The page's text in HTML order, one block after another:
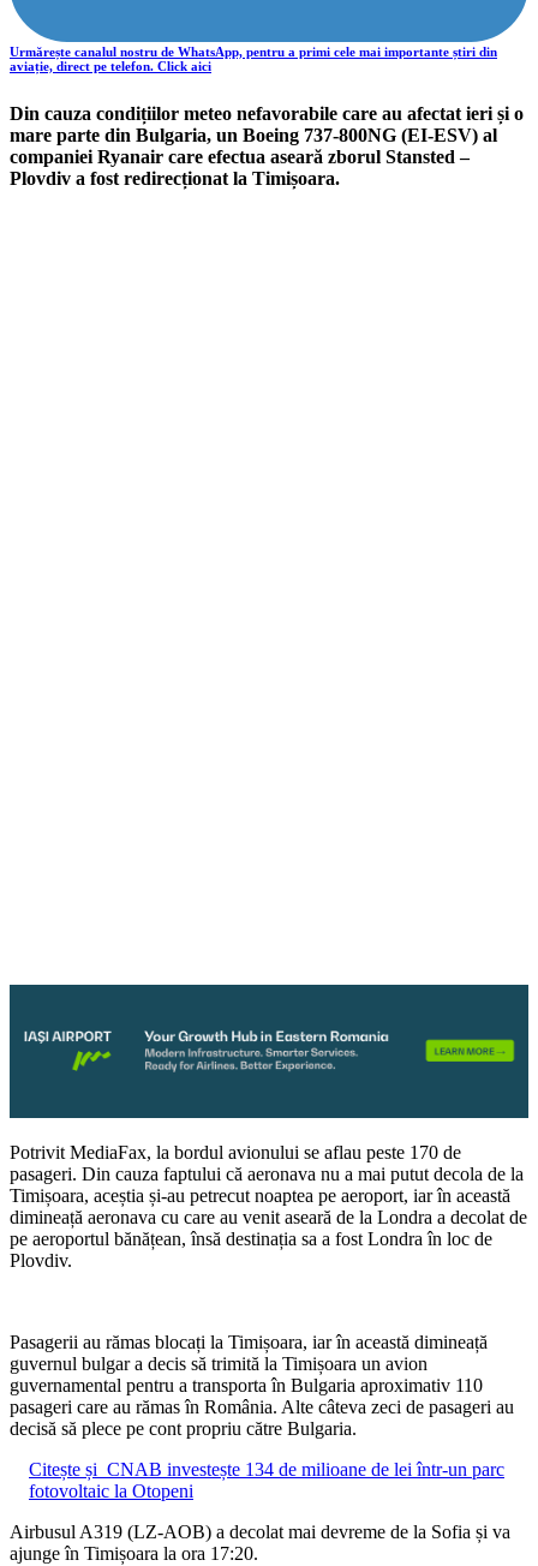
Urmărește canalul nostru de WhatsApp, pentru a primi cele mai importante știri din
aviație, direct pe telefon. Click aici
Din cauza condițiilor meteo nefavorabile care au afectat ieri și o
mare parte din Bulgaria, un Boeing 737-800NG (EI-ESV) al
companiei Ryanair care efectua aseară zborul Stansted –
Plovdiv a fost redirecționat la Timișoara.
Potrivit MediaFax, la bordul avionului se aflau peste 170 de
pasageri. Din cauza faptului că aeronava nu a mai putut decola de la
Timișoara, aceștia și-au petrecut noaptea pe aeroport, iar în această
dimineață aeronava cu care au venit aseară de la Londra a decolat de
pe aeroportul bănățean, însă destinația sa a fost Londra în loc de
Plovdiv.
Pasagerii au rămas blocați la Timișoara, iar în această dimineață
guvernul bulgar a decis să trimită la Timișoara un avion
guvernamental pentru a transporta în Bulgaria aproximativ 110
pasageri care au rămas în România. Alte câteva zeci de pasageri au
decisă să plece pe cont propriu către Bulgaria.
Citește și CNAB investește 134 de milioane de lei într-un parc
fotovoltaic la Otopeni
Airbusul A319 (LZ-AOB) a decolat mai devreme de la Sofia și va
ajunge în Timișoara la ora 17:20.